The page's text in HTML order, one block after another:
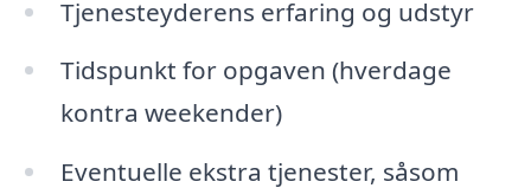
Tjenesteyderens erfaring og udstyr
Tidspunkt for opgaven (hverdage
kontra weekender)
Eventuelle ekstra tjenester, såsom